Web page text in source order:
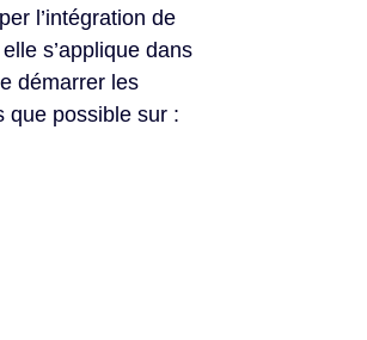
l’intégration de
s’applique dans
démarrer les
que possible sur :